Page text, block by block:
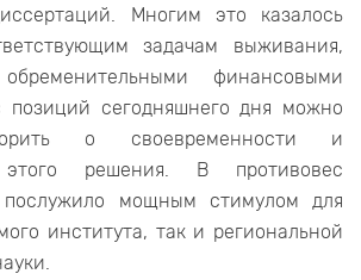
Многим это казалось
задачам выживания,
финансовыми
позиций сегодняшнего дня можно
о своевременности и
этого решения. В противовес
мощным стимулом для
института, так и региональной